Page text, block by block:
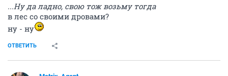
...Ну да ладно, свою тож возьму тогда
в лес со своими дровами?
ну - ну
ОТВЕТИТЬ